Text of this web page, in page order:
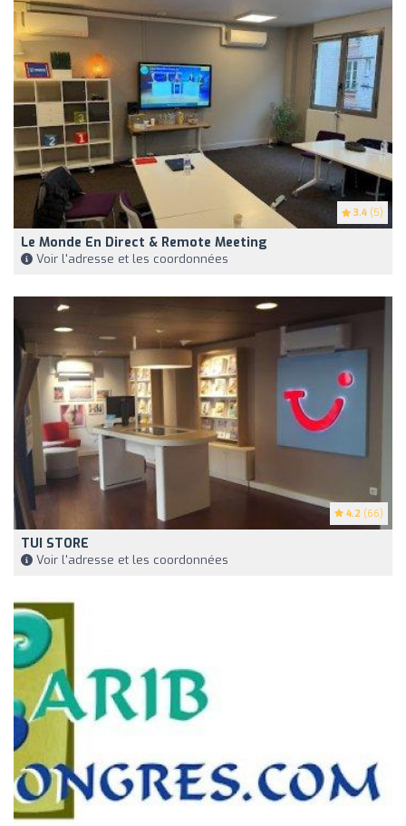
3.4 (5)
Le Monde En Direct & Remote Meeting
Voir l'adresse et les coordonnées
4.2 (66)
TUI STORE
Voir l'adresse et les coordonnées